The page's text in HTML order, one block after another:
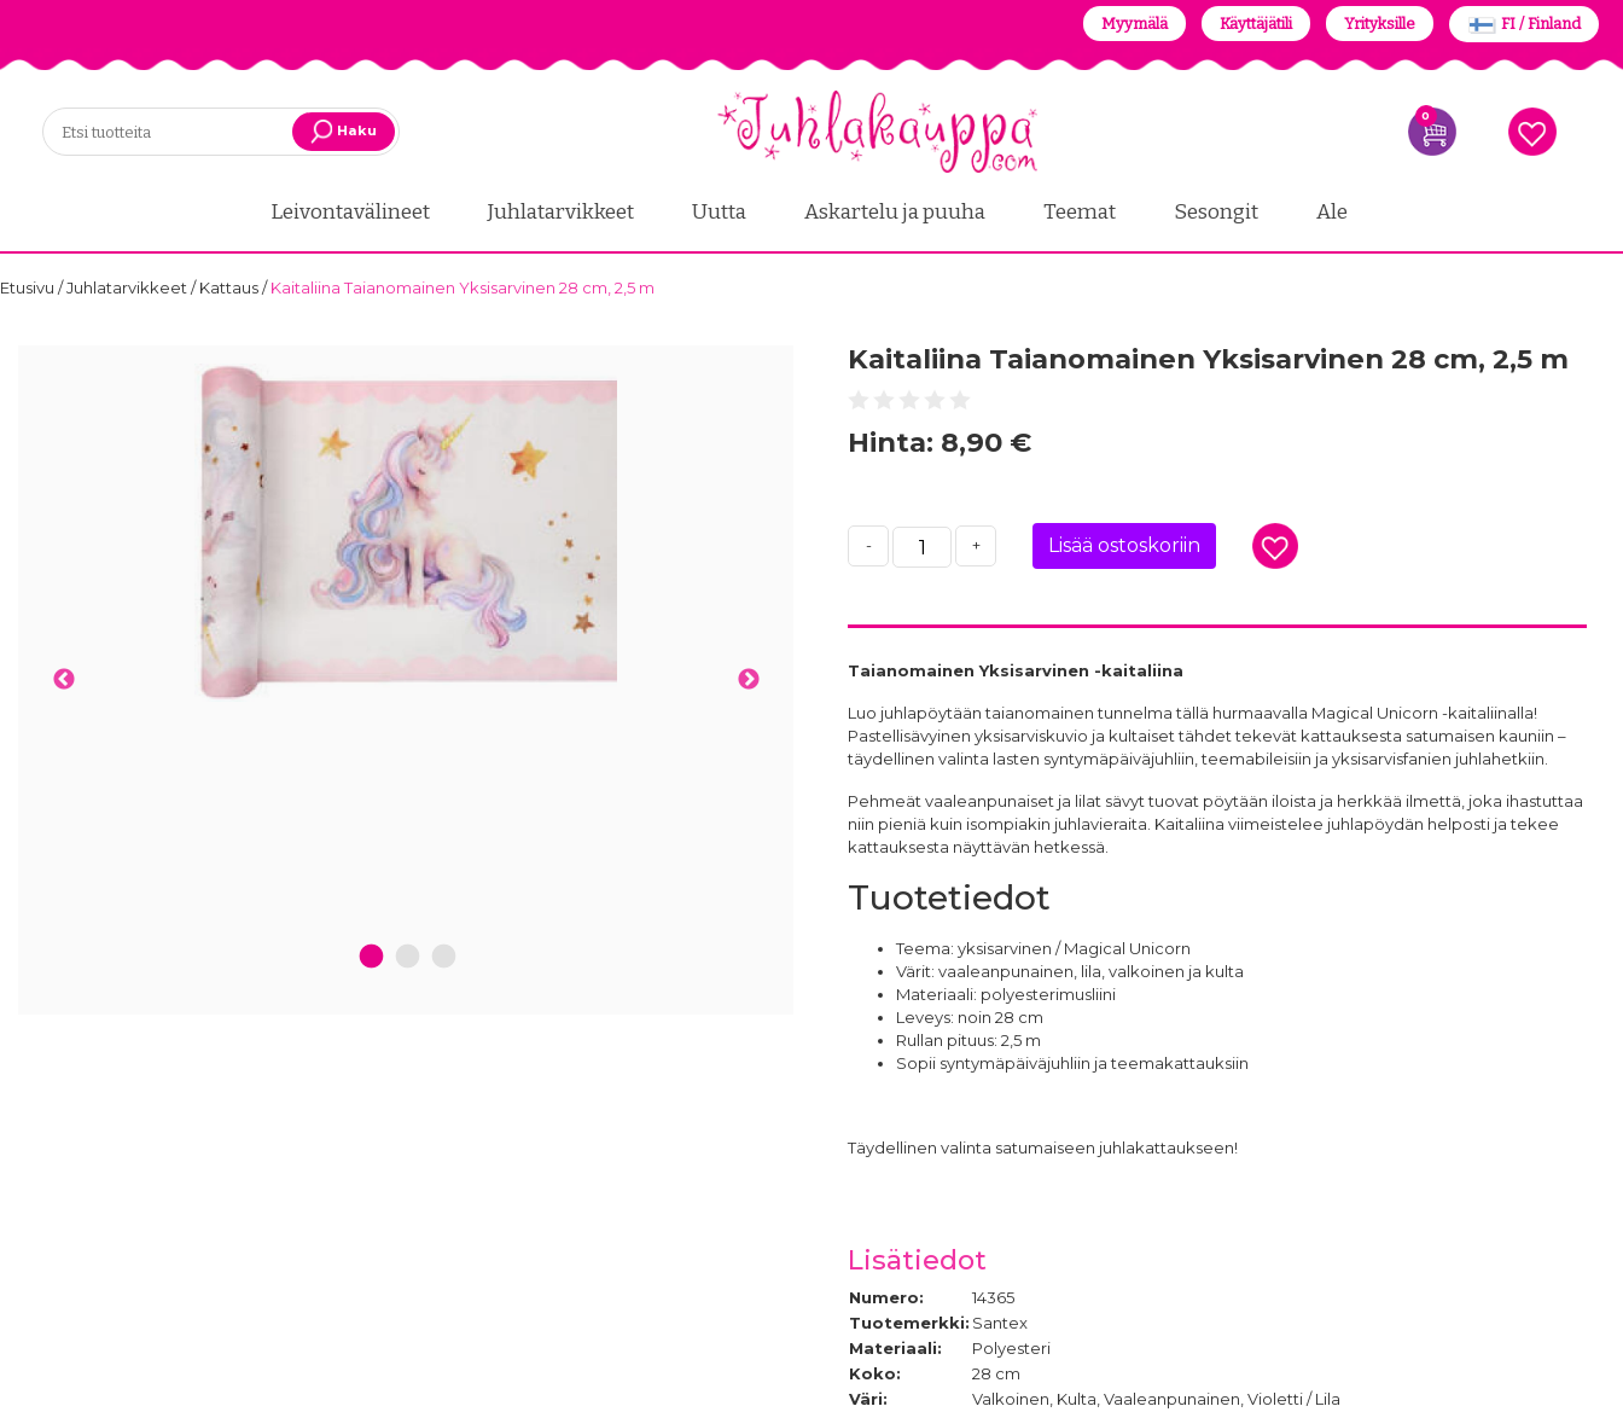
Myymälä Käyttäjätili Yrityksille FI / Finland
Haku
0
Leivontavälineet Juhlatarvikkeet Uutta Askartelu ja puuha Teemat Sesongit Ale
Etusivu /Juhlatarvikkeet /Kattaus/Kaitaliina Taianomainen Yksisarvinen 28 cm, 2,5 m
1 2 3
Kaitaliina Taianomainen Yksisarvinen 28 cm, 2,5 m
Hinta: 8,90 €
- + Lisää ostoskoriin
Taianomainen Yksisarvinen -kaitaliina
Luo juhlapöytään taianomainen tunnelma tällä hurmaavalla Magical Unicorn -kaitaliinalla!
Pastellisävyinen yksisarviskuvio ja kultaiset tähdet tekevät kattauksesta satumaisen kauniin –
täydellinen valinta lasten syntymäpäiväjuhliin, teemabileisiin ja yksisarvisfanien juhlahetkiin.
Pehmeät vaaleanpunaiset ja lilat sävyt tuovat pöytään iloista ja herkkää ilmettä, joka ihastuttaa
niin pieniä kuin isompiakin juhlavieraita. Kaitaliina viimeistelee juhlapöydän helposti ja tekee
kattauksesta näyttävän hetkessä.
Tuotetiedot
Teema: yksisarvinen / Magical Unicorn
Värit: vaaleanpunainen, lila, valkoinen ja kulta
Materiaali: polyesterimusliini
Leveys: noin 28 cm
Rullan pituus: 2,5 m
Sopii syntymäpäiväjuhliin ja teemakattauksiin
Täydellinen valinta satumaiseen juhlakattaukseen!
Lisätiedot
Numero:
14365
Tuotemerkki: Santex
Materiaali:
Polyesteri
Koko:
28 cm
Väri:
Valkoinen, Kulta, Vaaleanpunainen, Violetti / Lila